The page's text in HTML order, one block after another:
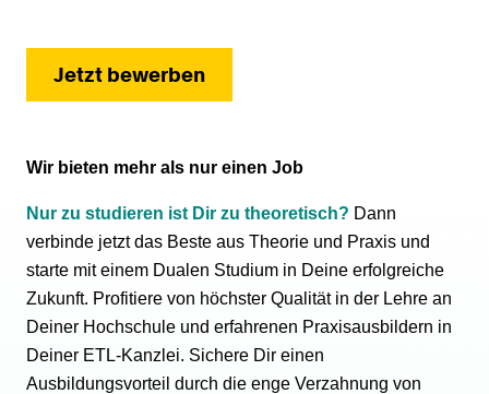
Jetzt bewerben
Wir bieten mehr als nur einen Job
Nur zu studieren ist Dir zu theoretisch? Dann
verbinde jetzt das Beste aus Theorie und Praxis und
starte mit einem Dualen Studium in Deine erfolgreiche
Zukunft. Profitiere von höchster Qualität in der Lehre an
Deiner Hochschule und erfahrenen Praxisausbildern in
Deiner ETL-Kanzlei. Sichere Dir einen
Ausbildungsvorteil durch die enge Verzahnung von